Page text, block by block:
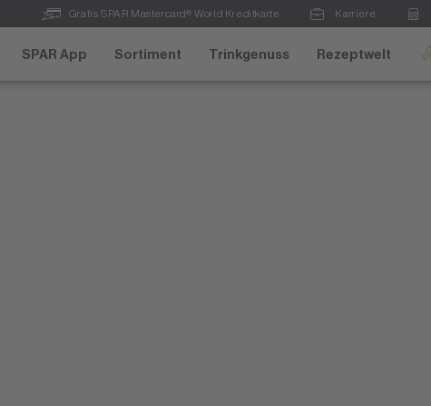
Gratis SPAR Mastercard® World Kreditkarte Karriere
SPAR App Sortiment Trinkgenuss Rezeptwelt